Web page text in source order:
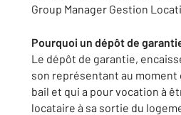
Group Manager Gestion
Pourquoi un dépôt de
Le dépôt de garantie,
son représentant au moment
bail et qui a pour vocation à
locataire à sa sortie du